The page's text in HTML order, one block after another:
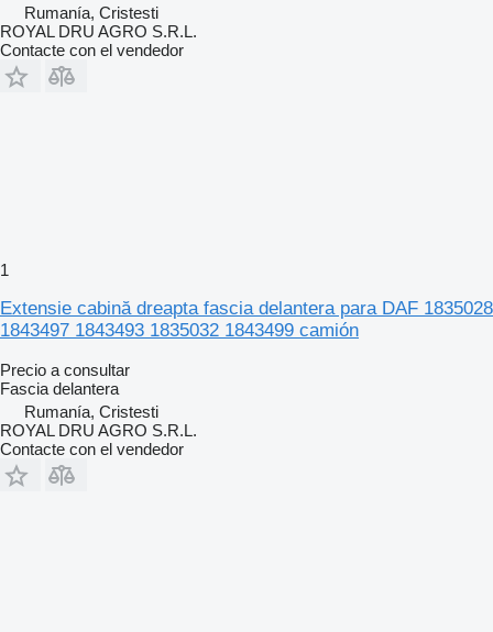
Rumanía, Cristesti
ROYAL DRU AGRO S.R.L.
Contacte con el vendedor
1
Extensie cabină dreapta fascia delantera para DAF 1835028
1843497 1843493 1835032 1843499 camión
Precio a consultar
Fascia delantera
Rumanía, Cristesti
ROYAL DRU AGRO S.R.L.
Contacte con el vendedor